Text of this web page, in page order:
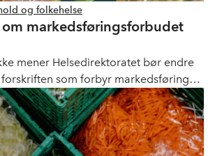
og folkehelse
markedsføringsforbudet
mener Helsedirektoratet bør endre
som forbyr markedsføring
på flere punkter fordi veilederen
usikkerhet om tolkningen av